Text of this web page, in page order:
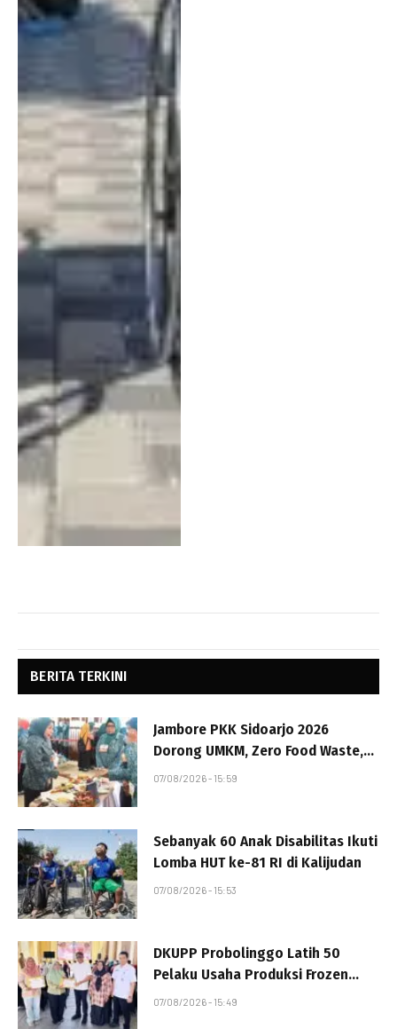
BERITA TERKINI
Jambore PKK Sidoarjo 2026
Dorong UMKM, Zero Food Waste,
dan Penurunan Stunting
07/08/2026 - 15:59
Sebanyak 60 Anak Disabilitas Ikuti
Lomba HUT ke-81 RI di Kalijudan
07/08/2026 - 15:53
DKUPP Probolinggo Latih 50
Pelaku Usaha Produksi Frozen
Food Berbahan Ayam
07/08/2026 - 15:49